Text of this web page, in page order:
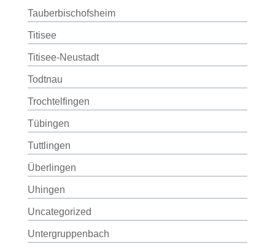
Tauberbischofsheim
Titisee
Titisee-Neustadt
Todtnau
Trochtelfingen
Tübingen
Tuttlingen
Überlingen
Uhingen
Uncategorized
Untergruppenbach